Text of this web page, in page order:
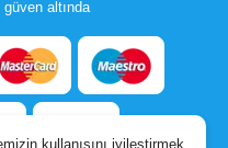
altında
kullanışını iyileştirmek